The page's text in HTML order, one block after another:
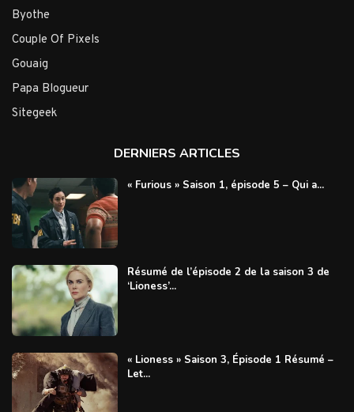
Byothe
Couple Of Pixels
Gouaig
Papa Blogueur
Sitegeek
DERNIERS ARTICLES
« Furious » Saison 1, épisode 5 – Qui a...
Résumé de l’épisode 2 de la saison 3 de
‘Lioness’...
« Lioness » Saison 3, Épisode 1 Résumé –
Let...